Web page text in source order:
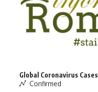
Global Coronavirus Cases
Confirmed